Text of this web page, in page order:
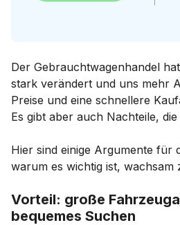
Der Gebrauchtwagenhandel
stark verändert und uns mehr
Preise und eine schnellere
Es gibt aber auch Nachteile,
Hier sind einige Argumente für
warum es wichtig ist, wachsam
Vorteil: große
bequemes Suchen